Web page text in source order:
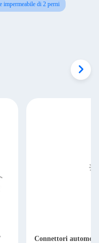
impermeabile di 2 perni
Connettori